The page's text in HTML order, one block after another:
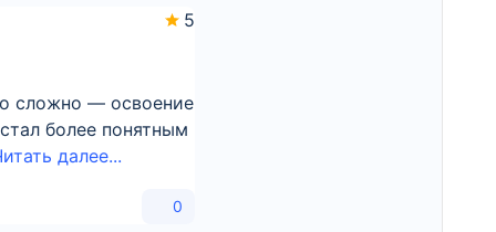
5
сложно — освоение
более понятным
далее...
0